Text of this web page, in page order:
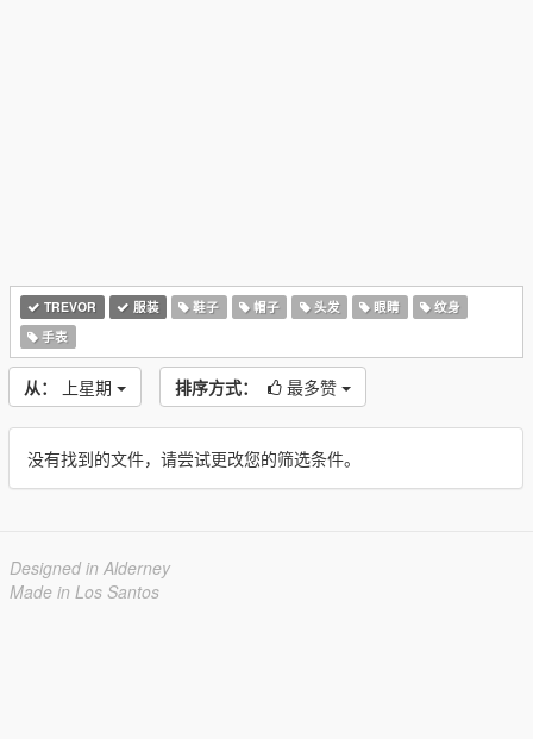
TREVOR 服装 鞋子 帽子 头发 眼睛
纹身
手表
从： 上星期 排序方式： 最多赞
没有找到的文件，请尝试更改您的筛选条件。
Designed in Alderney
Made in Los Santos